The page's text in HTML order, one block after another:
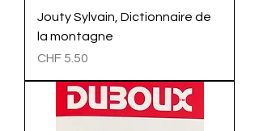
Jouty Sylvain, Dictionnaire de
la montagne
Preis
CHF 5.50